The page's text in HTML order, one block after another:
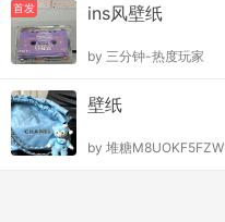
首发 ins风壁纸
by 三分钟-热度玩家
壁纸
by 堆糖M8UOKF5FZW